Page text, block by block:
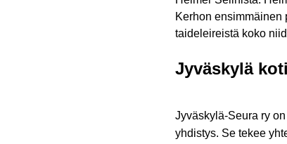
Kerhon
taideleireistä koko
Jyväskylä
Jyväskylä-Seura ry
yhdistys. Se tekee